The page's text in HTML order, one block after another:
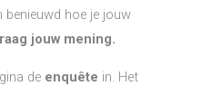
benieuwd hoe je jouw
jouw mening.
de enquête in. Het